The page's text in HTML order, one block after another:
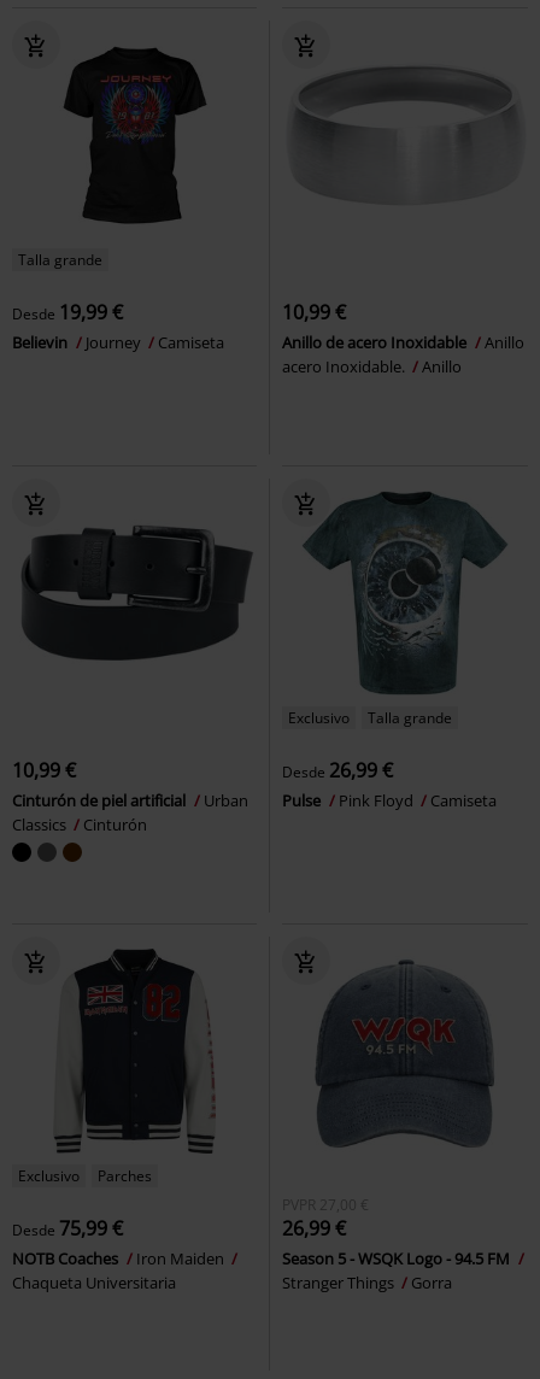
Talla grande
Desde 19,99 €
Believin Journey Camiseta
10,99 €
Anillo de acero Inoxidable
Anillo
acero Inoxidable.
Anillo
10,99 €
Cinturón de piel artificial
Urban
Classics
Cinturón
Exclusivo Talla grande
Desde 26,99 €
Pulse Pink Floyd Camiseta
Exclusivo Parches
Desde 75,99 €
NOTB Coaches
Iron Maiden
Chaqueta Universitaria
PVPR 27,00 €
26,99 €
Season 5 - WSQK Logo - 94.5 FM
Stranger Things
Gorra